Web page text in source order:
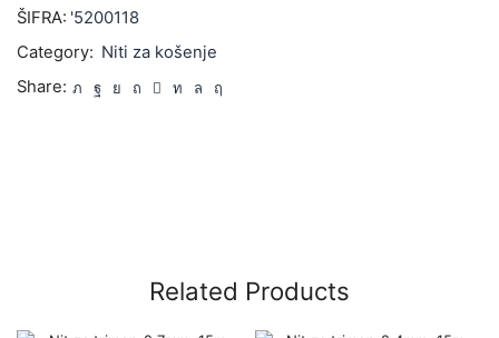
ŠIFRA: '5200118
Category: Niti za košenje
Share:
Related Products